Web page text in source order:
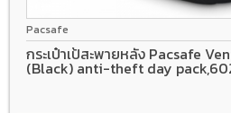
Pacsafe
กระเป๋าเป้สะพายหลัง Pacsafe
(Black) anti-theft day